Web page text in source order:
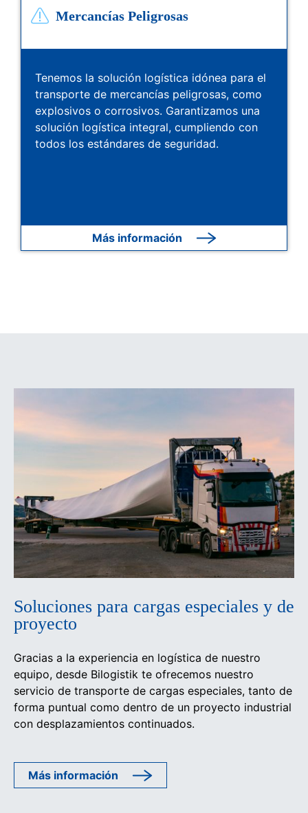
Mercancías Peligrosas
Tenemos la solución logística idónea para el
transporte de mercancías peligrosas, como
explosivos o corrosivos. Garantizamos una
solución logística integral, cumpliendo con
todos los estándares de seguridad.
Más información
Soluciones para cargas especiales y de
proyecto
Gracias a la experiencia en logística de nuestro
equipo, desde Bilogistik te ofrecemos nuestro
servicio de transporte de cargas especiales, tanto de
forma puntual como dentro de un proyecto industrial
con desplazamientos continuados.
Más información